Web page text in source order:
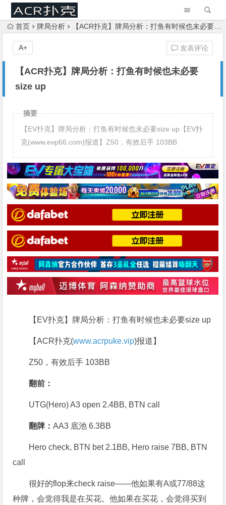
首页 牌局分析 【ACR扑克】牌局分析：打鱼有时候也未必要size up
【ACR扑克】牌局分析：打鱼有时候也未必要
size up
发表评论
A+
摘要
【EV扑克】牌局分析：打鱼有时候也未必要size up【EV扑
克(www.evp66.com)报道】Z50，有效后手 103BB
【EV扑克】牌局分析：打鱼有时候也未必要size up
【ACR扑克(www.acrpuke.vip)报道】
Z50，有效后手 103BB
翻前：
UTG(Hero) A3 open 2.4BB, BTN call
翻牌：AA3 底池 6.3BB
Hero check, BTN bet 2.1BB, Hero raise 7BB, BTN
call
很好的flop来check raise——他如果有A或77/88这
种牌，会觉得我是在买花。他如果在买花，会觉得买到